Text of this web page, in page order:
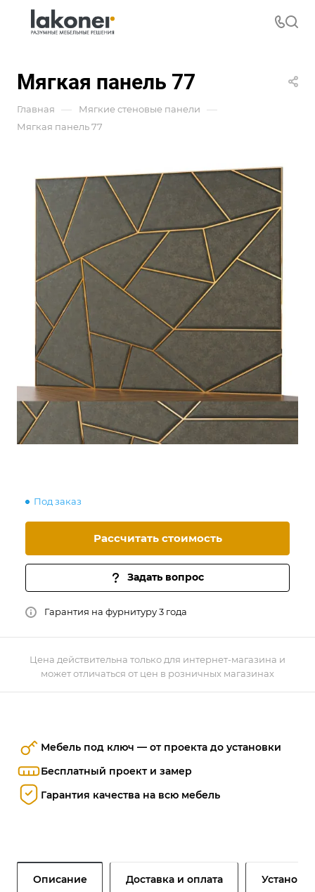
Мягкая панель 77
Главная — Мягкие стеновые панели —
Мягкая панель 77
Мебель под ключ — от проекта до установки
Бесплатный проект и замер
Гарантия качества на всю мебель
Цена действительна только для интернет-магазина и
может отличаться от цен в розничных магазинах
Под заказ
Рассчитать стоимость
Задать вопрос
Гарантия на фурнитуру 3 года
Описание Доставка и оплата Установка